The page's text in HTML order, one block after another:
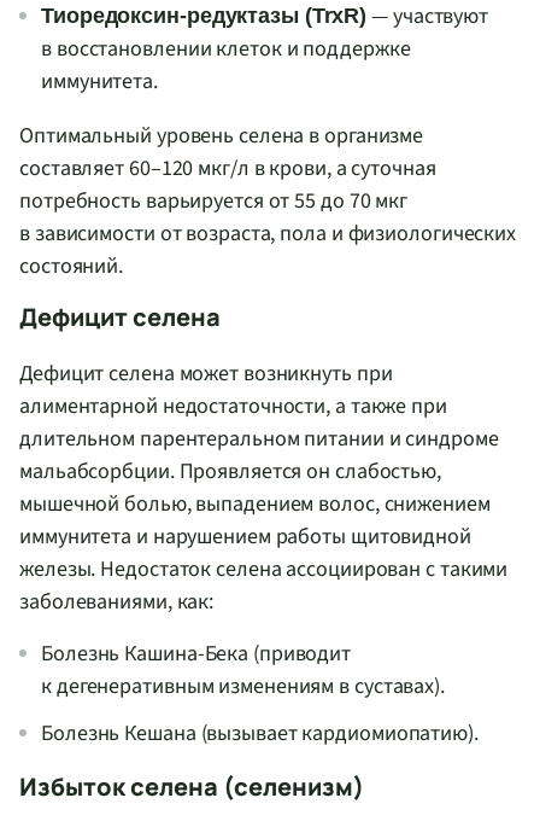
Тиоредоксин-редуктазы (TrxR) — участвуют
в восстановлении клеток и поддержке
иммунитета.
Оптимальный уровень селена в организме
составляет 60–120 мкг/л в крови, а суточная
потребность варьируется от 55 до 70 мкг
в зависимости от возраста, пола и физиологических
состояний.
Дефицит селена
Дефицит селена может возникнуть при
алиментарной недостаточности, а также при
длительном парентеральном питании и синдроме
мальабсорбции. Проявляется он слабостью,
мышечной болью, выпадением волос, снижением
иммунитета и нарушением работы щитовидной
железы. Недостаток селена ассоциирован с такими
заболеваниями, как:
Болезнь Кашина-Бека (приводит
к дегенеративным изменениям в суставах).
Болезнь Кешана (вызывает кардиомиопатию).
Избыток селена (селенизм)